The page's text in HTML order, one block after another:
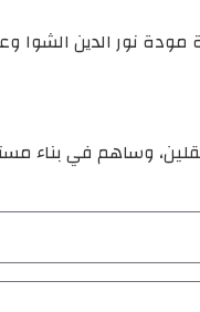
مودة نور الدين الشوا
وساهم في بناء